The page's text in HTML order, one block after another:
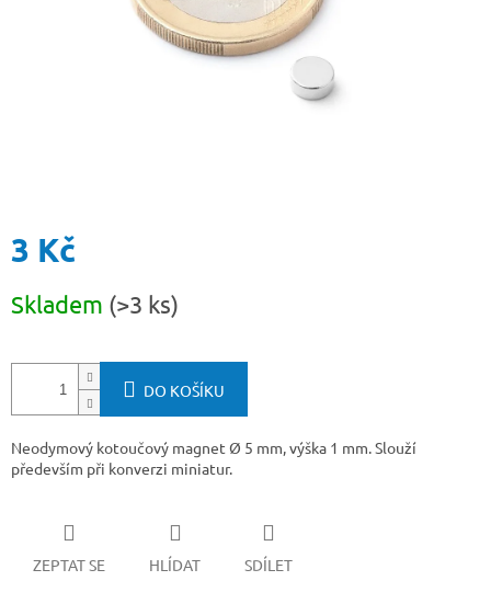
3 Kč
cena:
Skladem (>3 ks)
DO KOŠÍKU
Neodymový kotoučový magnet Ø 5 mm, výška 1 mm. Slouží
především při konverzi miniatur.
ZEPTAT SE HLÍDAT SDÍLET